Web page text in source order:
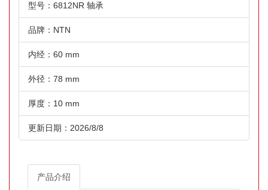
型号：6812NR 轴承
品牌：NTN
内经：60 mm
外径：78 mm
厚度：10 mm
更新日期：2026/8/8
产品介绍